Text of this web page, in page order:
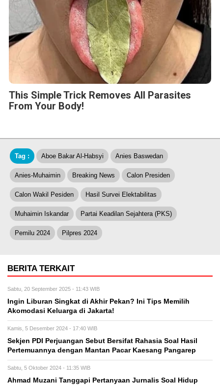
This Simple Trick Removes All Parasites
From Your Body!
Tag : Aboe Bakar Al-Habsyi Anies Baswedan
Anies-Muhaimin Breaking News Calon Presiden
Calon Wakil Pesiden Hasil Survei Elektabilitas
Muhaimin Iskandar Partai Keadilan Sejahtera (PKS)
Pemilu 2024 Pilpres 2024
BERITA TERKAIT
Sabtu, 20 September 2025 - 11:43 WIB
Ingin Liburan Singkat di Akhir Pekan? Ini Tips Memilih
Akomodasi Keluarga di Jakarta!
Kamis, 5 Desember 2024 - 17:40 WIB
Sekjen PDI Perjuangan Sebut Bersifat Rahasia Soal Hasil
Pertemuannya dengan Mantan Pacar Kaesang Pangarep
Sabtu, 5 Oktober 2024 - 11:35 WIB
Ahmad Muzani Tanggapi Pertanyaan Jurnalis Soal Hidup